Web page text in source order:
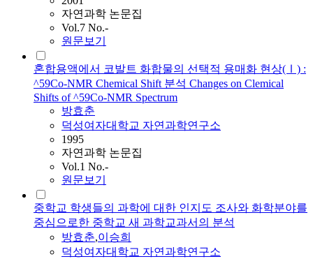
자연과학 논문집
Vol.7 No.-
원문보기
혼합용액에서 코발트 화합물의 선택적 용매화 현상(Ⅰ) :
^59Co-NMR Chemical Shift 분석 Changes on Clemical
Shifts of ^59Co-NMR Spectrum
방효춘
덕성여자대학교 자연과학연구소
1995
자연과학 논문집
Vol.1 No.-
원문보기
중학교 학생들의 과학에 대한 인지도 조사와 화학분야를
중심으로한 중학교 새 과학교과서의 분석
방효춘,이승희
덕성여자대학교 자연과학연구소